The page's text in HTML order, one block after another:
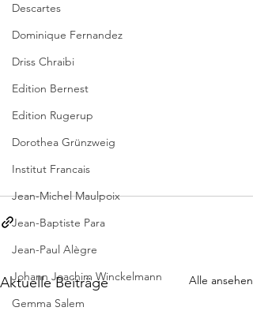
Descartes
Dominique Fernandez
Driss Chraibi
Edition Bernest
Edition Rugerup
Dorothea Grünzweig
Institut Francais
Jean-Michel Maulpoix
Jean-Baptiste Para
Jean-Paul Alègre
Johann Joachim Winckelmann
Gemma Salem
Aktuelle Beiträge Alle ansehen